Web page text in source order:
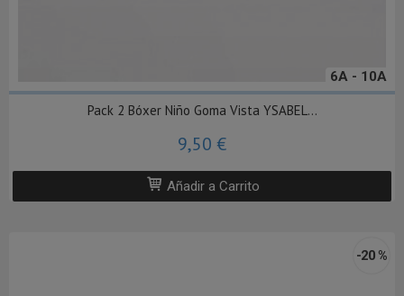
6A - 10A
Pack 2 Bóxer Niño Goma Vista YSABEL...
9,50 €
Añadir a Carrito
-20 %